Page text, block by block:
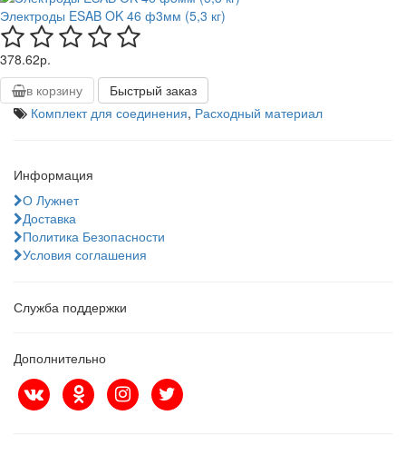
Электроды ESAB OK 46 ф3мм (5,3 кг)
378.62р.
в корзину
Быстрый заказ
Комплект для соединения, Расходный материал
Информация
О Лужнет
Доставка
Политика Безопасности
Условия соглашения
Служба поддержки
Дополнительно